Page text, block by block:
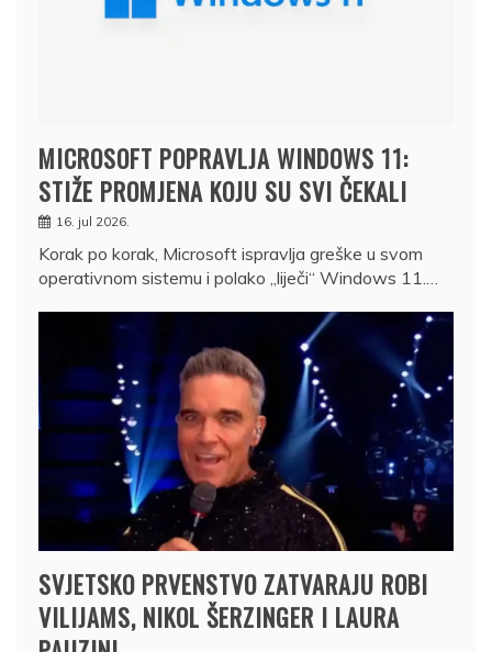
MICROSOFT POPRAVLJA WINDOWS 11:
STIŽE PROMJENA KOJU SU SVI ČEKALI
16. jul 2026.
Korak po korak, Microsoft ispravlja greške u svom
operativnom sistemu i polako „liječi“ Windows 11.…
SVJETSKO PRVENSTVO ZATVARAJU ROBI
VILIJAMS, NIKOL ŠERZINGER I LAURA